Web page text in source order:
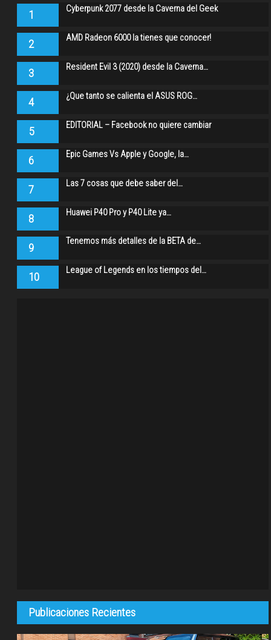
1 Cyberpunk 2077 desde la Caverna del Geek
2 AMD Radeon 6000 la tienes que conocer!
3 Resident Evil 3 (2020) desde la Caverna…
4 ¿Que tanto se calienta el ASUS ROG…
5 EDITORIAL – Facebook no quiere cambiar
6 Epic Games Vs Apple y Google, la…
7 Las 7 cosas que debe saber del…
8 Huawei P40 Pro y P40 Lite ya…
9 Tenemos más detalles de la BETA de…
10 League of Legends en los tiempos del…
Publicaciones Recientes